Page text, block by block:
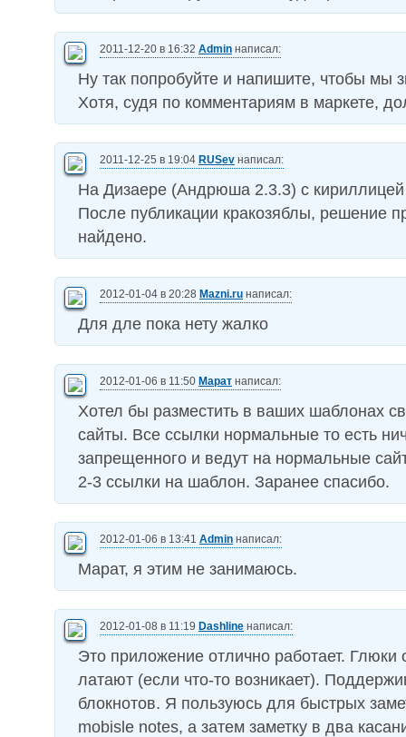
2011-12-20 в 16:32 Admin написал:
Ну так попробуйте и напишите, чтобы мы
Хотя, судя по комментариям в маркете,
2011-12-25 в 19:04 RUSev написал:
На Дизаере (Андрюша 2.3.3) с
После публикации кракозяблы, решение
найдено.
2012-01-04 в 20:28 Mazni.ru написал:
Для дле пока нету жалко
2012-01-06 в 11:50 Марат написал:
Хотел бы разместить в ваших шаблонах
сайты. Все ссылки нормальные то есть
запрещенного и ведут на нормальные
2-3 ссылки на шаблон. Заранее спасибо.
2012-01-06 в 13:41 Admin написал:
Марат, я этим не занимаюсь.
2012-01-08 в 11:19 Dashline написал:
Это приложение отлично работает. Глюки
латают (если что-то возникает).
блокнотов. Я пользуюсь для быстрых
mobisle notes, а затем заметку в два